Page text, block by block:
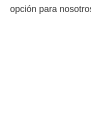
opción para